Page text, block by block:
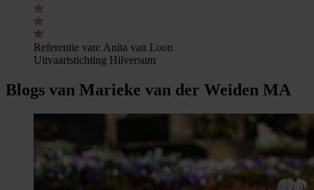
Referentie van: Anita van Loon
Uitvaartstichting Hilversum
Blogs van Marieke van der Weiden MA